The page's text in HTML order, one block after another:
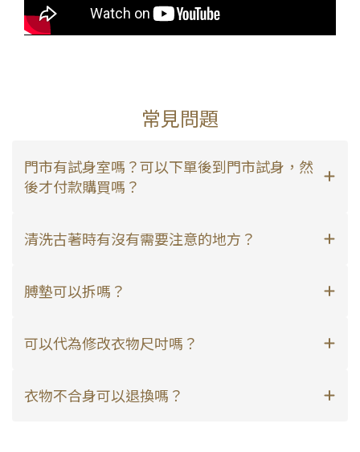
常見問題
門市有試身室嗎？可以下單後到門市試身，然
後才付款購買嗎？
清洗古著時有沒有需要注意的地方？
膊墊可以拆嗎？
可以代為修改衣物尺吋嗎？
衣物不合身可以退換嗎？